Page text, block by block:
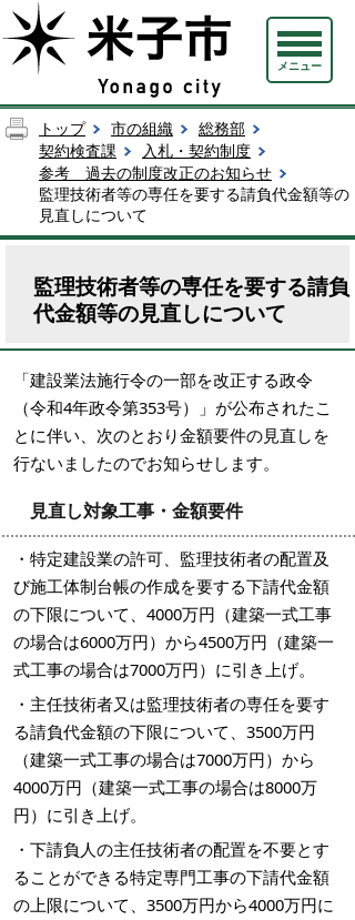
メニュー
トップ 市の組織
総務部
契約検査課
入札・契約制度
参考 過去の制度改正のお知らせ
監理技術者等の専任を要する請負代金額等の
見直しについて
監理技術者等の専任を要する請負
代金額等の見直しについて
「建設業法施行令の一部を改正する政令
（令和4年政令第353号）」が公布されたこ
とに伴い、次のとおり金額要件の見直しを
行ないましたのでお知らせします。
見直し対象工事・金額要件
・特定建設業の許可、監理技術者の配置及
び施工体制台帳の作成を要する下請代金額
の下限について、4000万円（建築一式工事
の場合は6000万円）から4500万円（建築一
式工事の場合は7000万円）に引き上げ。
・主任技術者又は監理技術者の専任を要す
る請負代金額の下限について、3500万円
（建築一式工事の場合は7000万円）から
4000万円（建築一式工事の場合は8000万
円）に引き上げ。
・下請負人の主任技術者の配置を不要とす
ることができる特定専門工事の下請代金額
の上限について、3500万円から4000万円に